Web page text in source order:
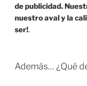
de publicidad.
nuestro aval y la
ser!.
Además… ¿Qué